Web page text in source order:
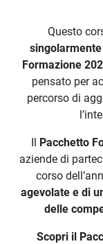
Questo
singolarmente
Formazione
pensato per
percorso di
Il Pacchetto
aziende di
corso
agevolate e di
delle
Scopri il